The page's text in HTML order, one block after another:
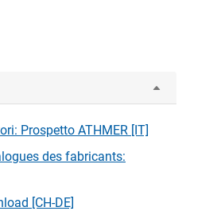
Prospetto ATHMER [IT]
des fabricants:
[CH-DE]